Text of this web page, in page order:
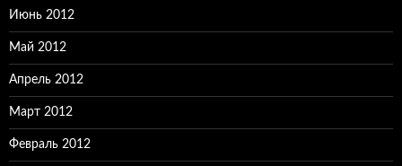
Июнь 2012
Май 2012
Апрель 2012
Март 2012
Февраль 2012